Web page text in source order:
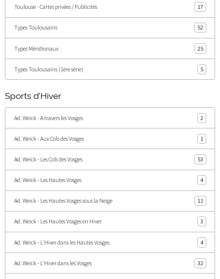
Toulouse - Cartes privées / Publicités 17
Types Toulousains 52
Types Méridionaux 25
Types Toulousains (1ère série) 5
Sports d'Hiver
Ad. Weick - A travers les Vosges 2
Ad. Weick - Aux Cols des Vosges 1
Ad. Weick - Les Cols des Vosges 53
Ad. Weick - Les Hautes Vosges 4
Ad. Weick - Les Hautes Vosges sous la Neige 11
Ad. Weick - Les Hautes Vosges en Hiver 3
Ad. Weick - L'Hiver dans les Hautes Vosges 4
Ad. Weick - L'Hiver dans les Vosges 32